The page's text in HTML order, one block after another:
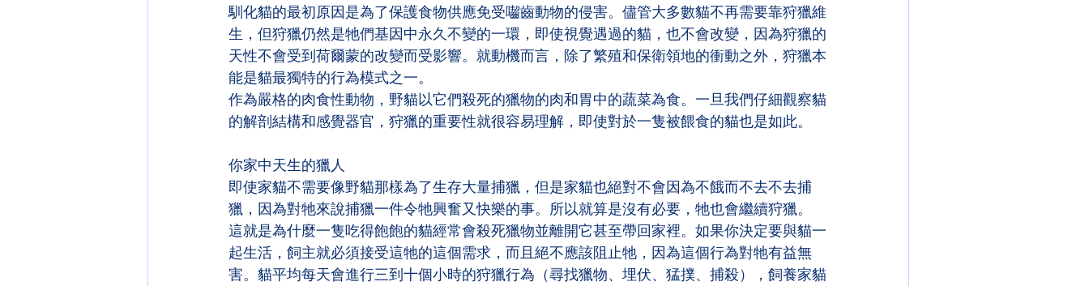
馴化貓的最初原因是為了保護食物供應免受囓齒動物的侵害。儘管大多數貓不再需要靠狩獵維
生，但狩獵仍然是牠們基因中永久不變的一環，即使視覺遇過的貓，也不會改變，因為狩獵的
天性不會受到荷爾蒙的改變而受影響。就動機而言，除了繁殖和保衛領地的衝動之外，狩獵本
能是貓最獨特的行為模式之一。
作為嚴格的肉食性動物，野貓以它們殺死的獵物的肉和胃中的蔬菜為食。一旦我們仔細觀察貓
的解剖結構和感覺器官，狩獵的重要性就很容易理解，即使對於一隻被餵食的貓也是如此。
你家中天生的獵人
即使家貓不需要像野貓那樣為了生存大量捕獵，但是家貓也絕對不會因為不餓而不去不去捕
獵，因為對牠來說捕獵一件令牠興奮又快樂的事。所以就算是沒有必要，牠也會繼續狩獵。
這就是為什麼一隻吃得飽飽的貓經常會殺死獵物並離開它甚至帶回家裡。如果你決定要與貓一
起生活，飼主就必須接受這牠的這個需求，而且絕不應該阻止牠，因為這個行為對牠有益無
害。貓平均每天會進行三到十個小時的狩獵行為（尋找獵物、埋伏、猛撲、捕殺），飼養家貓